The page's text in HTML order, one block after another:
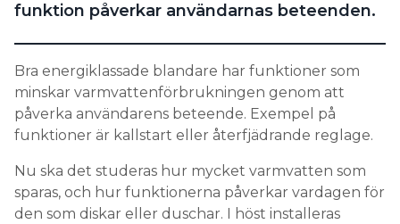
Läs E-tidningen
Om tidningen
Kontakt
Information om GDPR
funktion påverkar användarnas beteenden.
Bra energiklassade blandare har funktioner som
minskar varmvattenförbrukningen genom att
påverka användarens beteende. Exempel på
funktioner är kallstart eller återfjädrande reglage.
Nu ska det studeras hur mycket varmvatten som
sparas, och hur funktionerna påverkar vardagen för
den som diskar eller duschar. I höst installeras